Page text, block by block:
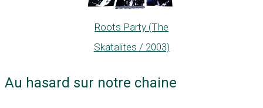
Roots Party (The
Skatalites / 2003)
Au hasard sur notre chaine